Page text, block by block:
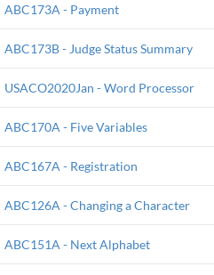
ABC173A - Payment
ABC173B - Judge Status Summary
USACO2020Jan - Word Processor
ABC170A - Five Variables
ABC167A - Registration
ABC126A - Changing a Character
ABC151A - Next Alphabet